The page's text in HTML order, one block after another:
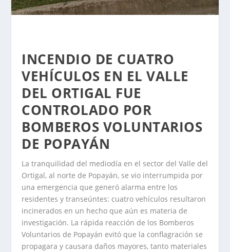
INCENDIO DE CUATRO
VEHÍCULOS EN EL VALLE
DEL ORTIGAL FUE
CONTROLADO POR
BOMBEROS VOLUNTARIOS
DE POPAYÁN
La tranquilidad del mediodía en el sector del Valle del
Ortigal, al norte de Popayán, se vio interrumpida por
una emergencia que generó alarma entre los
residentes y transeúntes: cuatro vehículos resultaron
incinerados en un hecho que aún es materia de
investigación. La rápida reacción de los Bomberos
Voluntarios de Popayán evitó que la conflagración se
propagara y causara daños mayores, tanto materiales